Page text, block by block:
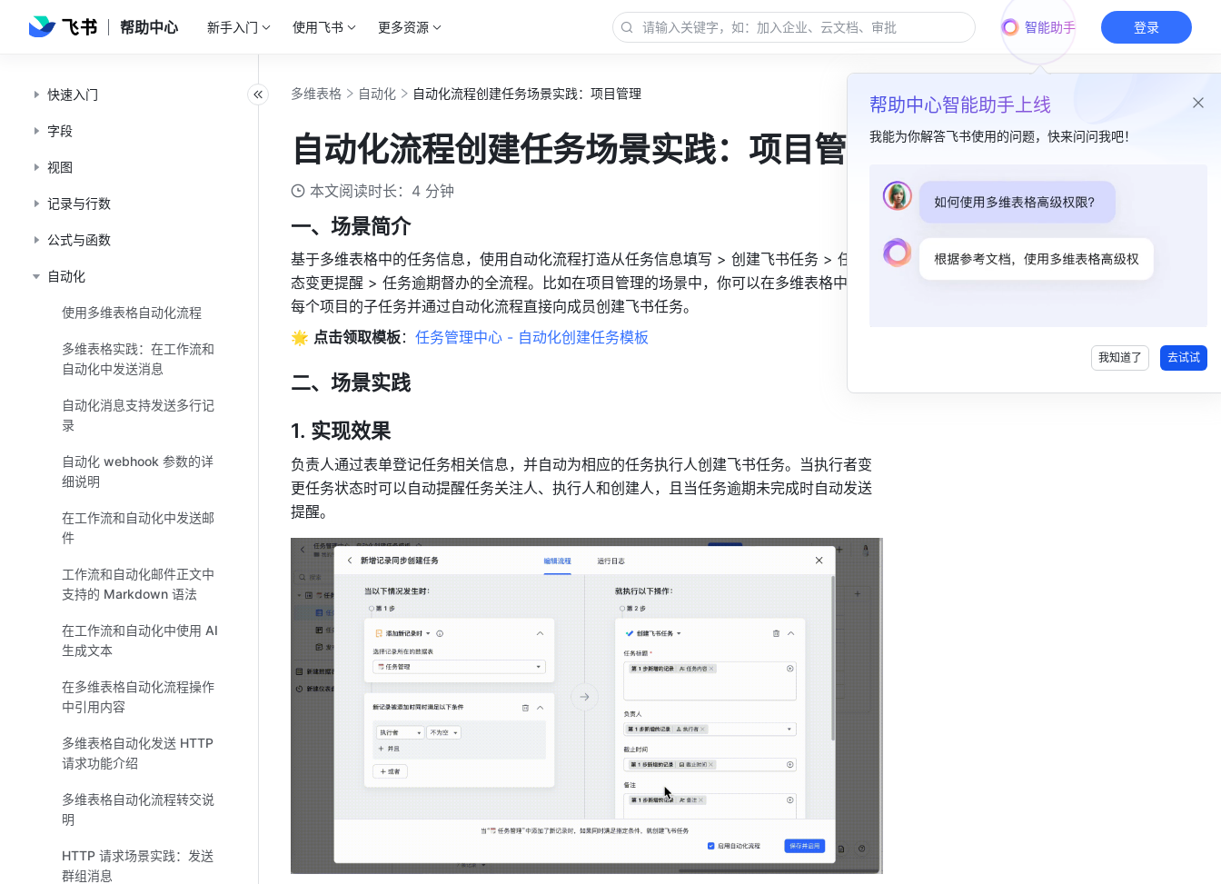
帮助中心 新手入门 使用飞书 更多资源 智能助手
帮助中心智能助手上线
我能为你解答飞书使用的问题，快来问问我吧！
我知道了 去试试
登录
快速入门
字段
视图
记录与行数
公式与函数
自动化
使用多维表格自动化流程
多维表格实践：在工作流和
自动化中发送消息
自动化消息支持发送多行记
录
自动化 webhook 参数的详
细说明
在工作流和自动化中发送邮
件
工作流和自动化邮件正文中
支持的 Markdown 语法
在工作流和自动化中使用 AI
生成文本
在多维表格自动化流程操作
中引用内容
多维表格自动化发送 HTTP
请求功能介绍
多维表格自动化流程转交说
明
HTTP 请求场景实践：发送
群组消息
多维表格 自动化 自动化流程创建任务场景实践：项目管理
自动化流程创建任务场景实践：项目管理
本文阅读时长：4 分钟
一、场景简介
基于多维表格中的任务信息，使用自动化流程打造从任务信息填写 > 创建飞书任务 > 任务状
态变更提醒 > 任务逾期督办的全流程。比如在项目管理的场景中，你可以在多维表格中拆分
每个项目的子任务并通过自动化流程直接向成员创建飞书任务。
🌟 点击领取模板： 任务管理中心 - 自动化创建任务模板
二、场景实践
实现效果
负责人通过表单登记任务相关信息，并自动为相应的任务执行人创建飞书任务。当执行者变
更任务状态时可以自动提醒任务关注人、执行人和创建人，且当任务逾期未完成时自动发送
提醒。
本篇目录
二、场景实践​